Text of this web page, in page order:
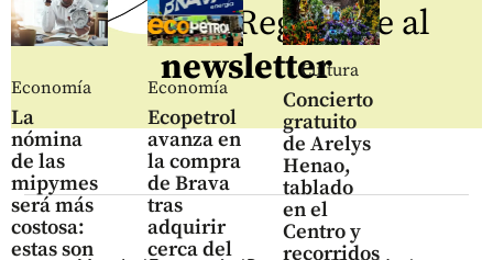
Economía
La
nómina
de las
mipymes
será más
costosa:
estas son
Economía
Ecopetrol
avanza en
la compra
de Brava
tras
adquirir
cerca del
Cultura
Concierto
gratuito
de Arelys
Henao,
tablado
en el
Centro y
recorridos
Regístrate al
newsletter